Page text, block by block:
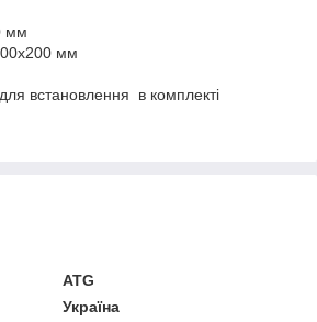
мм
мм
встановлення в комплекті
ATG
Україна